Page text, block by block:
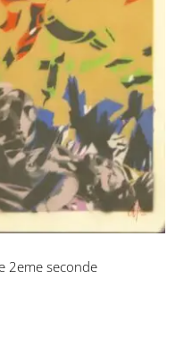
– Aurore 2eme
2eme seconde